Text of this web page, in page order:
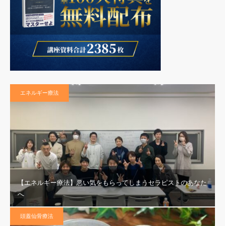
エネルギー療法
【エネルギー療法】悪い気をもらってしまうセラピストのあなた
へ
頭蓋仙骨療法